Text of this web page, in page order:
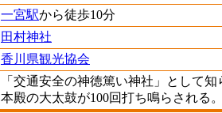
一宮駅から徒歩10分
田村神社
香川県観光協会
「交通安全の神徳篤い神社」として
本殿の大太鼓が100回打ち鳴らされる